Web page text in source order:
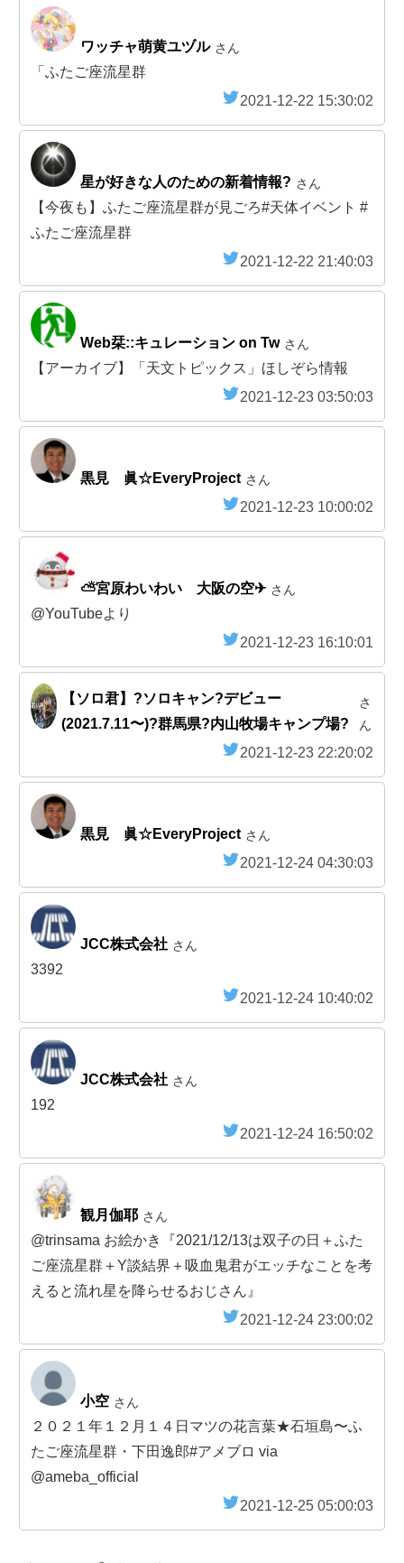
ワッチャ萌黄ユヅル さん
「ふたご座流星群
2021-12-22 15:30:02
星が好きな人のための新着情報? さん
【今夜も】ふたご座流星群が見ごろ#天体イベント #
ふたご座流星群
2021-12-22 21:40:03
Web栞::キュレーション on Tw さん
【アーカイブ】「天文トピックス」ほしぞら情報
2021-12-23 03:50:03
黒見 眞☆EveryProject さん
2021-12-23 10:00:02
⛅宮原わいわい 大阪の空✈ さん
@YouTubeより
2021-12-23 16:10:01
【ソロ君】?ソロキャン?デビュー
(2021.7.11〜)?群馬県?内山牧場キャンプ場?
さ
ん
2021-12-23 22:20:02
黒見 眞☆EveryProject さん
2021-12-24 04:30:03
JCC株式会社 さん
3392
2021-12-24 10:40:02
JCC株式会社 さん
192
2021-12-24 16:50:02
観月伽耶 さん
@trinsama お絵かき『2021/12/13は双子の日＋ふた
ご座流星群＋Y談結界＋吸血鬼君がエッチなことを考
えると流れ星を降らせるおじさん』
2021-12-24 23:00:02
小空 さん
２０２１年１２月１４日マツの花言葉★石垣島〜ふ
たご座流星群・下田逸郎#アメブロ via
@ameba_official
2021-12-25 05:00:03